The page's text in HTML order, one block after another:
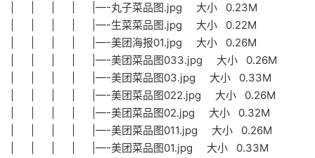
| | | | |—-丸子菜品图.jpg 大小 0.23M
| | | | |—-生菜菜品图.jpg 大小 0.22M
| | | | |—-美团海报01.jpg 大小 0.26M
| | | | |—-美团菜品图033.jpg 大小 0.26M
| | | | |—-美团菜品图03.jpg 大小 0.33M
| | | | |—-美团菜品图022.jpg 大小 0.26M
| | | | |—-美团菜品图02.jpg 大小 0.32M
| | | | |—-美团菜品图011.jpg 大小 0.26M
| | | | |—-美团菜品图01.jpg 大小 0.33M